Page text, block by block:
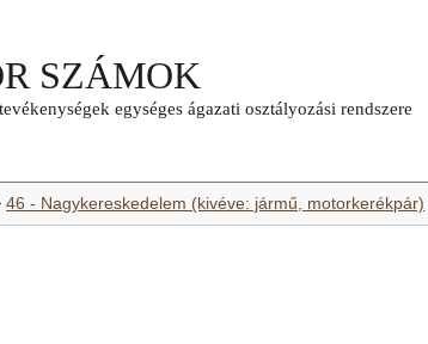
46 - Nagykereskedelem (kivéve: jármű, motorkerékpár)